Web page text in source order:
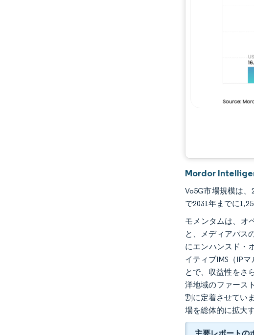
Mordor
Vo5G市場規模は、
で2031年までに
モメンタムは、オ
と、メディアパス
にエンハンスド・
イティブIMS（IP
とで、収益性をさ
洋地域のファース
割に定着させてい
場を総体的に拡大
主要レポートの